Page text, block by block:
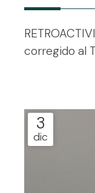
corregido al
3
dic